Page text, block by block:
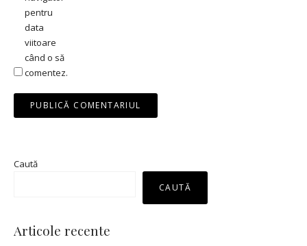
pentru
data
viitoare
când o să
comentez.
Caută
CAUTĂ
Articole recente